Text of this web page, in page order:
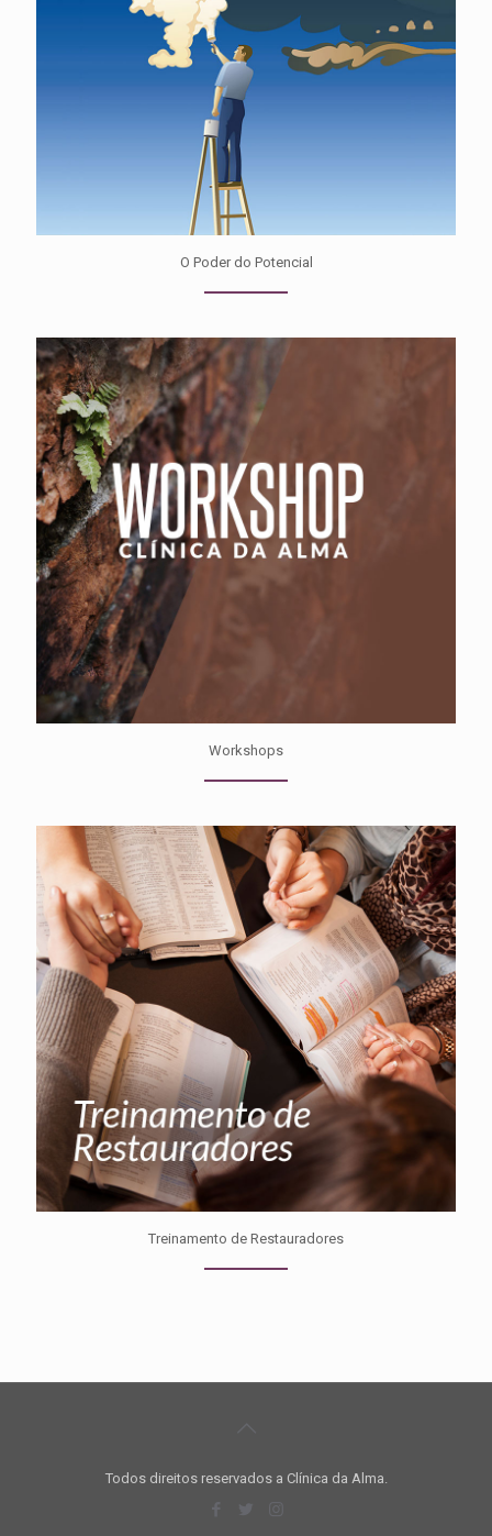
O Poder do Potencial
Workshops
Treinamento de Restauradores
Todos direitos reservados a Clínica da Alma.